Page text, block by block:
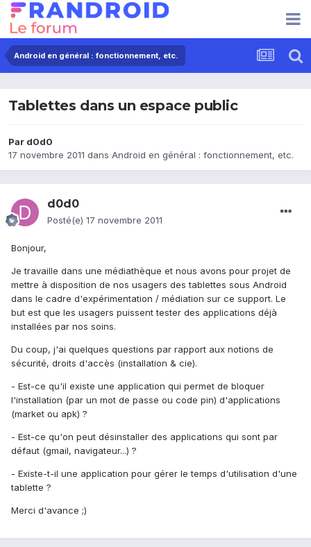
Android en général : fonctionnement, etc.
Tablettes dans un espace public
Par d0d0
17 novembre 2011 dans Android en général : fonctionnement, etc.
d0d0
Posté(e) 17 novembre 2011
Bonjour,
Je travaille dans une médiathèque et nous avons pour projet de
mettre à disposition de nos usagers des tablettes sous Android
dans le cadre d'expérimentation / médiation sur ce support. Le
but est que les usagers puissent tester des applications déjà
installées par nos soins.
Du coup, j'ai quelques questions par rapport aux notions de
sécurité, droits d'accès (installation & cie).
- Est-ce qu'il existe une application qui permet de bloquer
l'installation (par un mot de passe ou code pin) d'applications
(market ou apk) ?
- Est-ce qu'on peut désinstaller des applications qui sont par
défaut (gmail, navigateur...) ?
- Existe-t-il une application pour gérer le temps d'utilisation d'une
tablette ?
Merci d'avance ;)